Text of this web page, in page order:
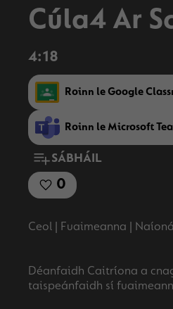
Cúla4 Ar
4:18
Roinn le Google
Roinn le Microsoft
SÁBHÁIL
0
Ceol | Fuaimeanna |
Déanfaidh Caitríona a
taispeánfaidh sí